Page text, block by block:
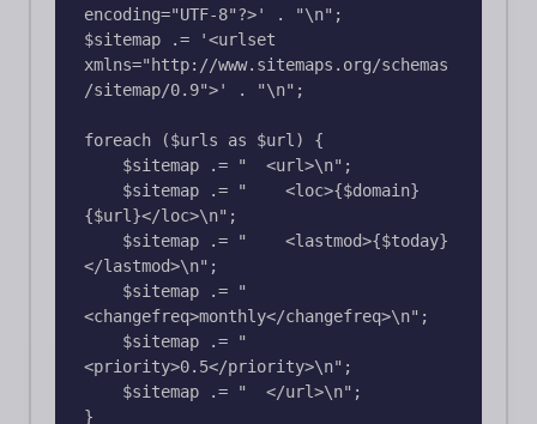
encoding="UTF-8"?>' . "\n";
$sitemap .= '<urlset
xmlns="http://www.sitemaps.org/schemas
/sitemap/0.9">' . "\n";
foreach ($urls as $url) {
{$url}</loc>\n";
</lastmod>\n";
<changefreq>monthly</changefreq>\n";
<priority>0.5</priority>\n";
}